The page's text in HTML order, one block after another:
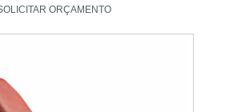
ORÇAMENTO